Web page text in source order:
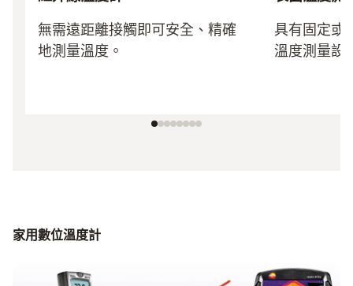
無需遠距離接觸即可安全、精確
地測量溫度。
具有固定或
溫度測量設
家用數位溫度計